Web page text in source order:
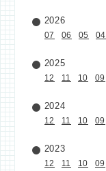
2026
07 06 05 04
2025
12 11 10 09
2024
12 11 10 09
2023
12 11 10 09